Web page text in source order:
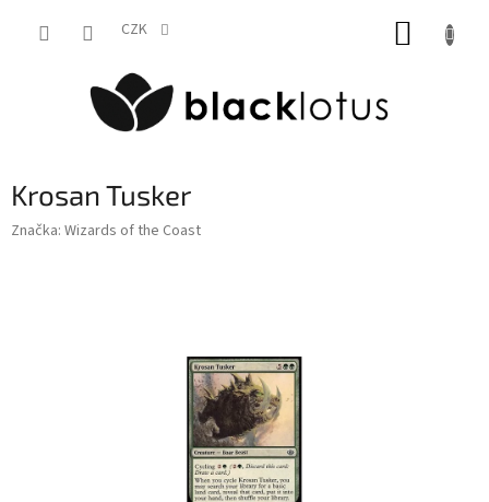
CZK
Krosan Tusker
Značka: Wizards of the Coast